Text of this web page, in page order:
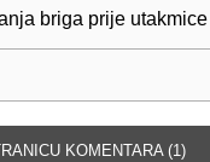
briga prije
KOMENTARA (1)